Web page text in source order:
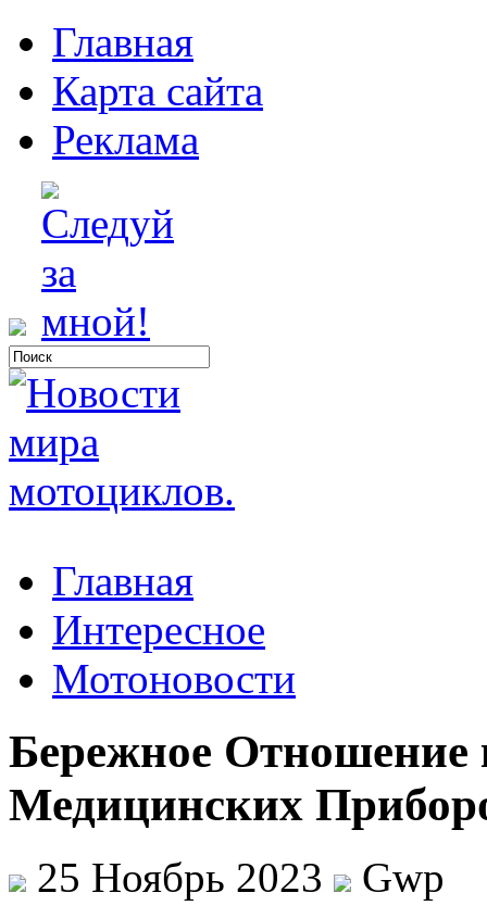
Главная
Карта сайта
Реклама
Главная
Интересное
Мотоновости
Бережное Отношение
Медицинских
25 Ноябрь 2023
Gwp